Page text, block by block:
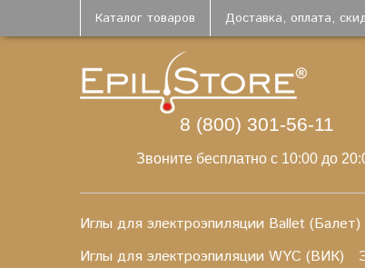
Каталог товаров Доставка, оплата,
8 (800) 301-56-11
Звоните бесплатно с 10:00 до
Иглы для электроэпиляции Ballet (Балет)
Иглы для электроэпиляции WYC (ВИК)